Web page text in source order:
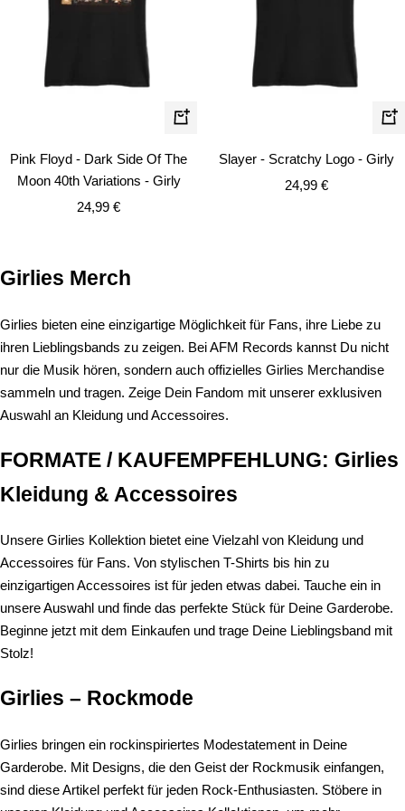
Schnellansicht
Pink Floyd - Dark Side Of The
Moon 40th Variations - Girly
Angebotspreis
24,99 €
Slayer - Scratchy Logo - Girly
Angebotspreis
24,99 €
Girlies Merch
Girlies bieten eine einzigartige Möglichkeit für Fans, ihre Liebe zu
ihren Lieblingsbands zu zeigen. Bei AFM Records kannst Du nicht
nur die Musik hören, sondern auch offizielles Girlies Merchandise
sammeln und tragen. Zeige Dein Fandom mit unserer exklusiven
Auswahl an Kleidung und Accessoires.
FORMATE / KAUFEMPFEHLUNG: Girlies
Kleidung & Accessoires
Unsere Girlies Kollektion bietet eine Vielzahl von Kleidung und
Accessoires für Fans. Von stylischen T-Shirts bis hin zu
einzigartigen Accessoires ist für jeden etwas dabei. Tauche ein in
unsere Auswahl und finde das perfekte Stück für Deine Garderobe.
Beginne jetzt mit dem Einkaufen und trage Deine Lieblingsband mit
Stolz!
Girlies – Rockmode
Girlies bringen ein rockinspiriertes Modestatement in Deine
Garderobe. Mit Designs, die den Geist der Rockmusik einfangen,
sind diese Artikel perfekt für jeden Rock-Enthusiasten. Stöbere in